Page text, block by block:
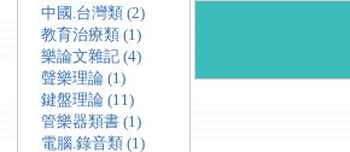
中國.台灣類 (2)
教育治療類 (1)
樂論文雜記 (4)
聲樂理論 (1)
鍵盤理論 (11)
管樂器類書 (1)
電腦.錄音類 (1)